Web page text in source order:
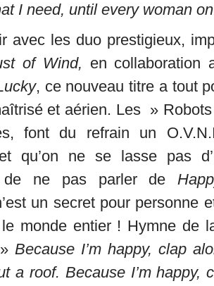
I need, until every woman
avec les duo prestigieux,
of Wind, en collaboration
, ce nouveau titre a tout
et aérien. Les »
font du refrain un
qu’on ne se lasse pas
de ne pas parler de
un secret pour personne
monde entier ! Hymne de
Because I’m happy, clap
a roof. Because I’m happy,